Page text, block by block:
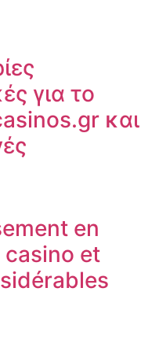
για το
και
en
casino et